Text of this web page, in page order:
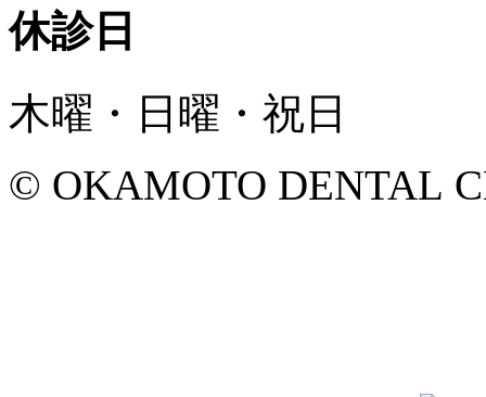
休診日
木曜・日曜・祝日
© OKAMOTO DENTAL